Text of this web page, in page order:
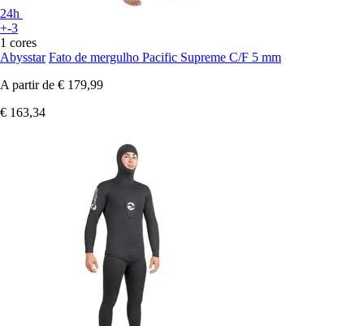
24h
+-3
1 cores
Abysstar Fato de mergulho Pacific Supreme C/F 5 mm
A partir de € 179,99
€ 163,34